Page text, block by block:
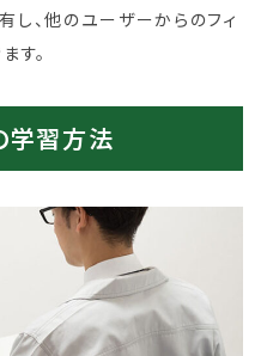
、他のユーザーからのフィ
す。
学習方法